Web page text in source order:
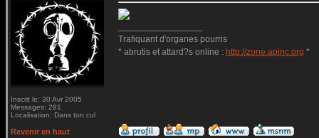
Inscrit le: 30 Avr 2005
Messages: 281
Localisation: Dans ton cul
Trafiquant d'organes pourris
* abrutis et attard?s online : http://zone.apinc.org *
Revenir en haut